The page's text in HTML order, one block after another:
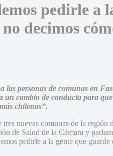
pedirle a
decimos
personas de comunas en
un cambio de conducta para
chilenos”.
nuevas comunas de la región
de Salud de la Cámara y
pedirle a la gente que guarde